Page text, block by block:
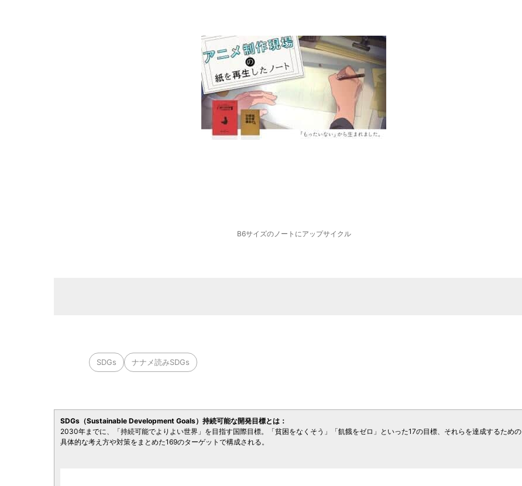
B6サイズのノートにアップサイクル
SDGs ナナメ読みSDGs
SDGs（Sustainable Development Goals）持続可能な開発目標とは：
2030年までに、「持続可能でよりよい世界」を目指す国際目標。「貧困をなくそう」「飢餓をゼロ」といった17の目標、それらを達成するための
具体的な考え方や対策をまとめた169のターゲットで構成される。